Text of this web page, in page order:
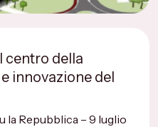
centro della
innovazione del
la Repubblica – 9 luglio